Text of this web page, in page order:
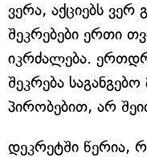
ვერა, აქციებს ვერ
შეკრებები ერთი
იკრძალება.
შეკრება
პირობებით, არ
დეკრეტში წერია,